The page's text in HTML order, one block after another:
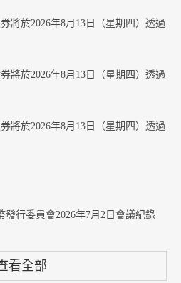
將於2026年8月13日（星期四）透過
將於2026年8月13日（星期四）透過
將於2026年8月13日（星期四）透過
行委員會2026年7月2日會議紀錄
看全部